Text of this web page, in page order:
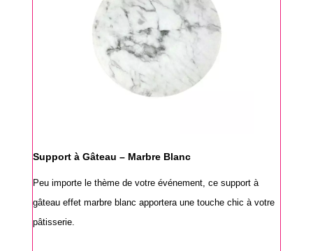
Support à Gâteau – Marbre Blanc
Peu importe le thème de votre événement, ce support à
gâteau effet marbre blanc apportera une touche chic à votre
pâtisserie.